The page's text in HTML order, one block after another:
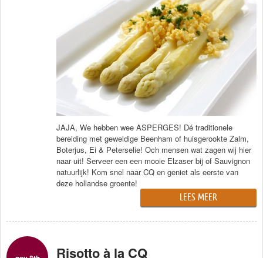
JAJA, We hebben wee ASPERGES! Dé traditionele
bereiding met geweldige Beenham of huisgerookte Zalm,
Boterjus, Ei & Peterselie! Och mensen wat zagen wij hier
naar uit! Serveer een een mooie Elzaser bij of Sauvignon
natuurlijk! Kom snel naar CQ en geniet als eerste van
deze hollandse groente!
LEES MEER
Risotto à la CQ